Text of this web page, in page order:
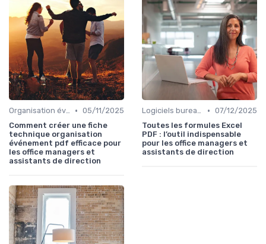
Organisation événements • 05/11/2025
Comment créer une fiche
technique organisation
événement pdf efficace pour
les office managers et
assistants de direction
Logiciels bureautiques • 07/12/2025
Toutes les formules Excel
PDF : l’outil indispensable
pour les office managers et
assistants de direction